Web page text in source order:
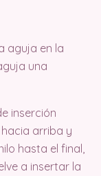
aguja en la
una
inserción
arriba y
hasta el final,
a insertar la